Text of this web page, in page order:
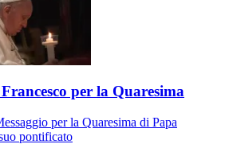
per la Quaresima
per la Quaresima di Papa
pontificato